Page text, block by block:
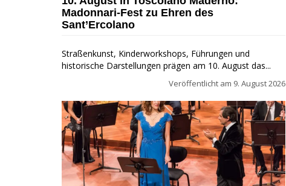
Madonnari-Fest zu Ehren des
Sant’Ercolano
Straßenkunst, Kinderworkshops, Führungen und
historische Darstellungen prägen am 10. August das...
Veröffentlicht am 9. August 2026